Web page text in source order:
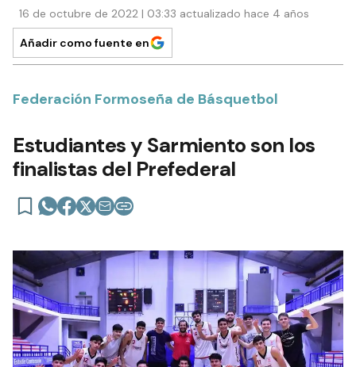
16 de octubre de 2022 | 03:33 actualizado hace 4 años
Añadir como fuente en
Federación Formoseña de Básquetbol
Estudiantes y Sarmiento son los
finalistas del Prefederal